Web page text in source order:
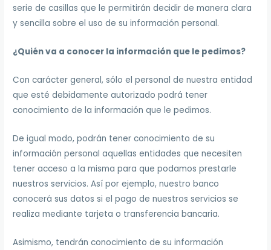
serie de casillas que le permitirán decidir de manera clara
y sencilla sobre el uso de su información personal.
¿Quién va a conocer la información que le pedimos?
Con carácter general, sólo el personal de nuestra entidad
que esté debidamente autorizado podrá tener
conocimiento de la información que le pedimos.
De igual modo, podrán tener conocimiento de su
información personal aquellas entidades que necesiten
tener acceso a la misma para que podamos prestarle
nuestros servicios. Así por ejemplo, nuestro banco
conocerá sus datos si el pago de nuestros servicios se
realiza mediante tarjeta o transferencia bancaria.
Asimismo, tendrán conocimiento de su información